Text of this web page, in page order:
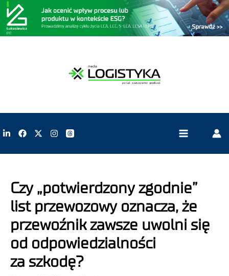
Czy „potwierdzony zgodnie”
list przewozowy oznacza, że
przewoźnik zawsze uwolni się
od odpowiedzialności
za szkodę?